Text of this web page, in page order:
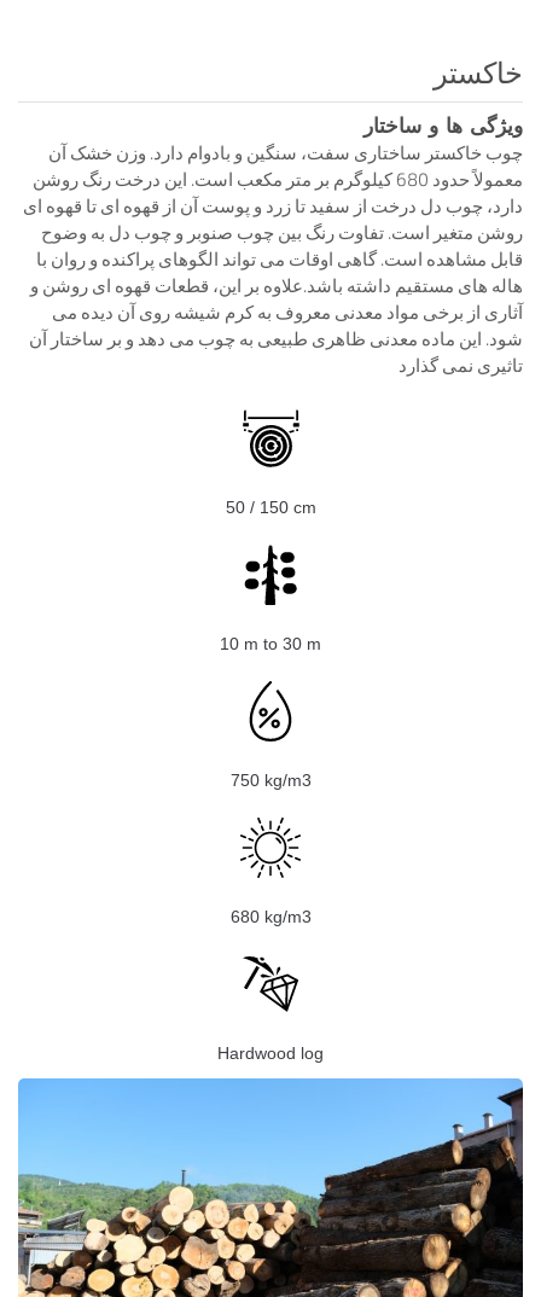
خاکستر
ویژگی ها و ساختار
چوب خاکستر ساختاری سفت، سنگین و بادوام دارد. وزن خشک آن
معمولاً حدود 680 کیلوگرم بر متر مکعب است. این درخت رنگ روشن
دارد، چوب دل درخت از سفید تا زرد و پوست آن از قهوه ای تا قهوه ای
روشن متغیر است. تفاوت رنگ بین چوب صنوبر و چوب دل به وضوح
قابل مشاهده است. گاهی اوقات می تواند الگوهای پراکنده و روان با
هاله های مستقیم داشته باشد.علاوه بر این، قطعات قهوه ای روشن و
آثاری از برخی مواد معدنی معروف به کرم شیشه روی آن دیده می
شود. این ماده معدنی ظاهری طبیعی به چوب می دهد و بر ساختار آن
تاثیری نمی گذارد
50 / 150 cm
10 m to 30 m
750 kg/m3
680 kg/m3
Hardwood log